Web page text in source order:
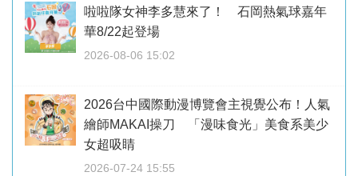
啦啦隊女神李多慧來了！ 石岡熱氣球嘉年
華8/22起登場
2026-08-06 15:02
2026台中國際動漫博覽會主視覺公布！人氣
繪師MAKAI操刀 「漫味食光」美食系美少
女超吸睛
2026-07-24 15:55